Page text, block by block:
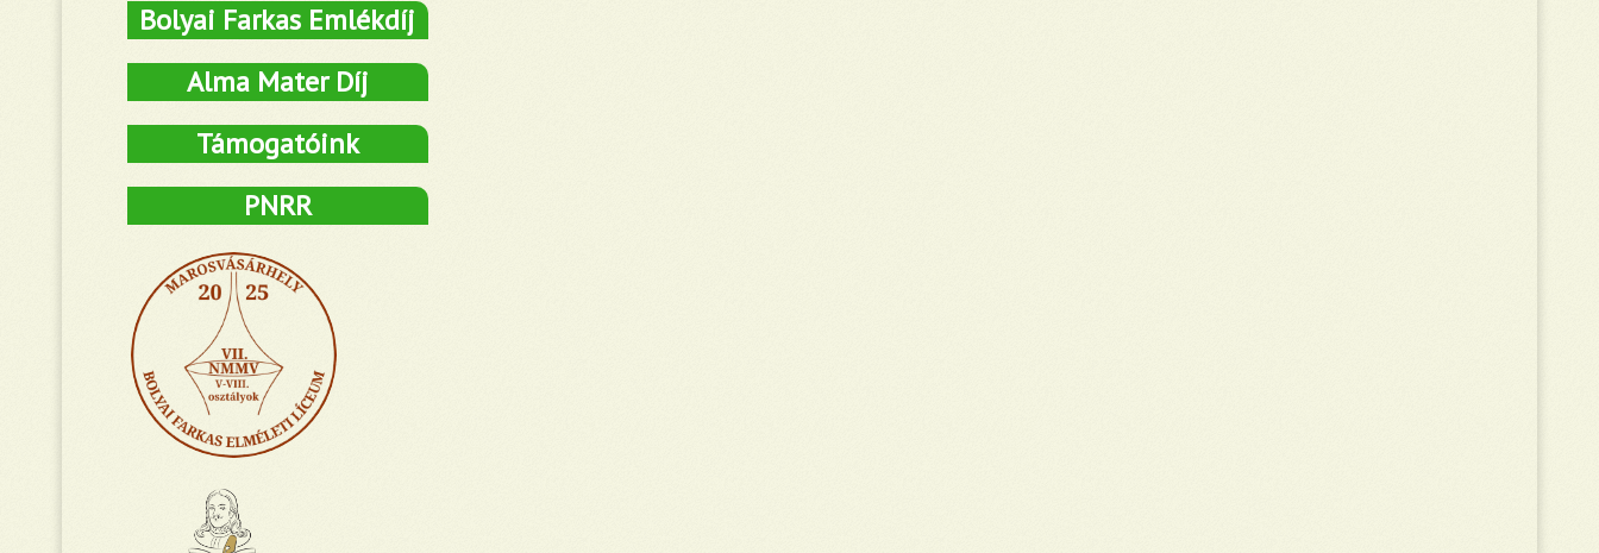
Bolyai Farkas Emlékdíj
Alma Mater Díj
Támogatóink
PNRR